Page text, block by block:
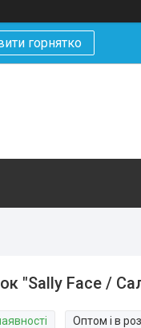
горнятко
"Sally Face /
Оптом і в